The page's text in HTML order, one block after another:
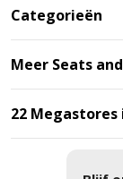
Categorieën
Meer Seats
22